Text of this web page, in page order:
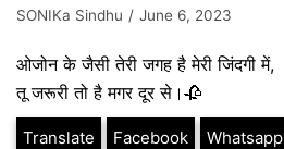
SONIKa Sindhu
June 6, 2023
ओजोन के जैसी तेरी जगह है मेरी जिंदगी में,
तू जरूरी तो है मगर दूर से।🥀
Translate Facebook Whatsapp